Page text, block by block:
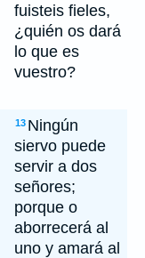
fuisteis fieles,
¿quién os dará
lo que es
vuestro?
13 Ningún
siervo puede
servir a dos
señores;
porque o
aborrecerá al
uno y amará al